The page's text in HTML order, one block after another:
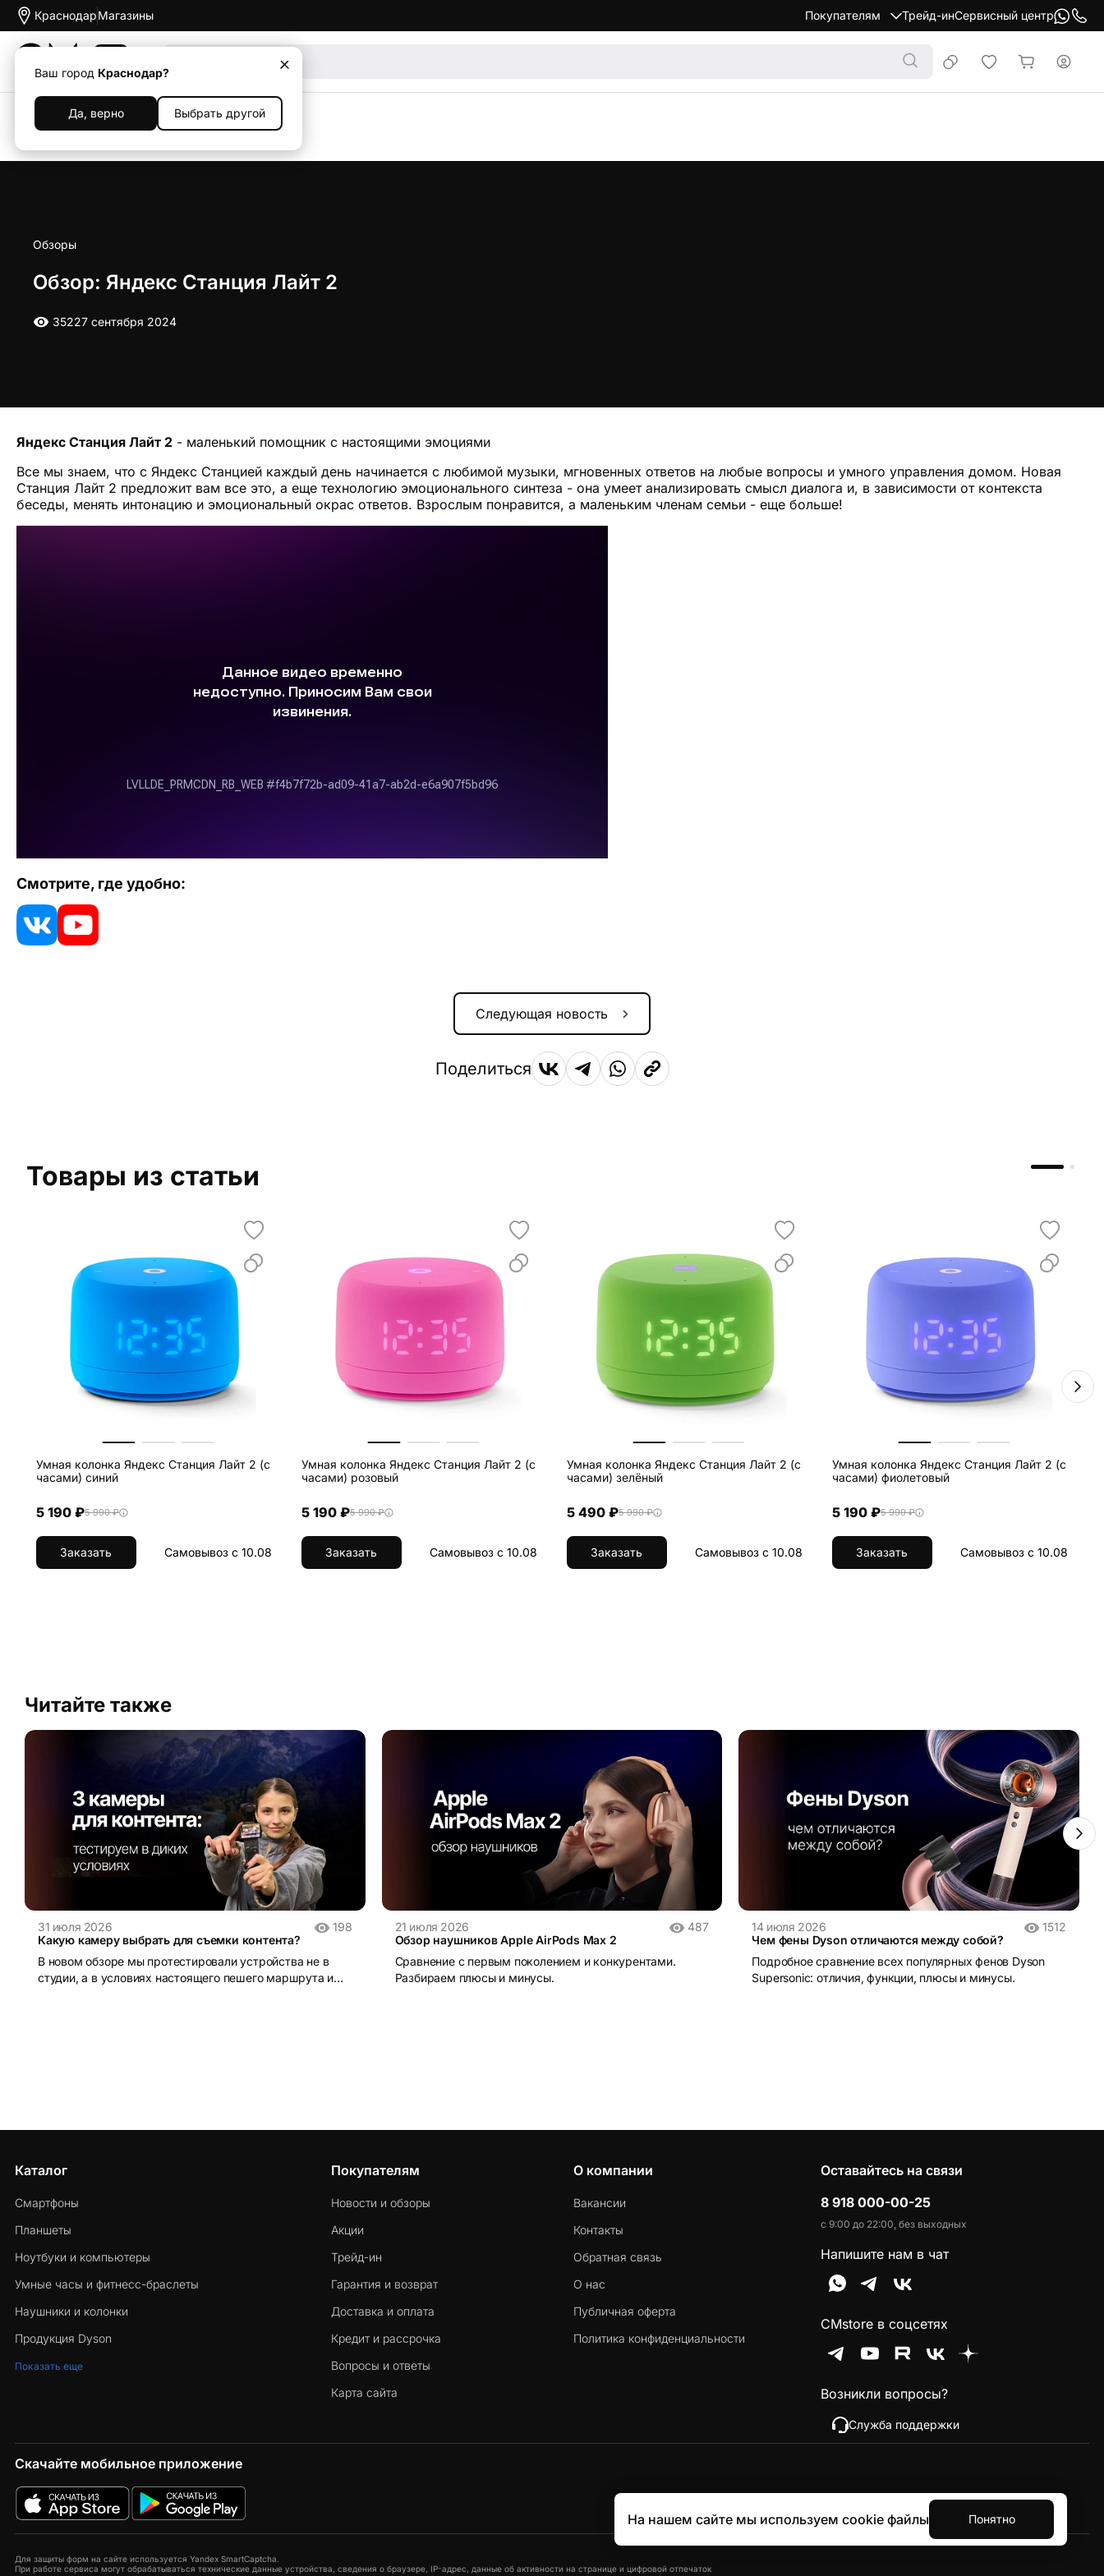
Краснодар
Ваш город Краснодар?
Да, верно Выбрать другой
Магазины Покупателям Трейд-инСервисный центр
Обзоры
Обзор: Яндекс Станция Лайт 2
35227 сентября 2024
Яндекс Станция Лайт 2 - маленький помощник с настоящими эмоциями
Все мы знаем, что с Яндекс Станцией каждый день начинается с любимой музыки, мгновенных ответов на любые вопросы и умного управления домом. Новая
Станция Лайт 2 предложит вам все это, а еще технологию эмоционального синтеза - она умеет анализировать смысл диалога и, в зависимости от контекста
беседы, менять интонацию и эмоциональный окрас ответов. Взрослым понравится, а маленьким членам семьи - еще больше!
Смотрите, где удобно:
Следующая новость
Поделиться
Товары из статьи
Умная колонка Яндекс Станция Лайт 2 (с
часами) синий
5 190 ₽5 990 ₽
Заказать Самовывоз с 10.08
Умная колонка Яндекс Станция Лайт 2 (с
часами) розовый
5 190 ₽5 990 ₽
Заказать Самовывоз с 10.08
Умная колонка Яндекс Станция Лайт 2 (с
часами) зелёный
5 490 ₽5 990 ₽
Заказать Самовывоз с 10.08
Умная колонка Яндекс Станция Лайт 2 (с
часами) фиолетовый
5 190 ₽5 990 ₽
Заказать Самовывоз с 10.08
Читайте также
31 июля 2026
198
Какую камеру выбрать для съемки контента?
В новом обзоре мы протестировали устройства не в
студии, а в условиях настоящего пешего маршрута и
21 июля 2026
487
Обзор наушников Apple AirPods Max 2
Сравнение с первым поколением и конкурентами.
Разбираем плюсы и минусы.
14 июля 2026
1512
Чем фены Dyson отличаются между собой?
Подробное сравнение всех популярных фенов Dyson
Supersonic: отличия, функции, плюсы и минусы.
Каталог
Смартфоны
Планшеты
Ноутбуки и компьютеры
Умные часы и фитнесс-браслеты
Наушники и колонки
Продукция Dyson
Показать еще
Покупателям
Новости и обзоры
Акции
Трейд-ин
Гарантия и возврат
Доставка и оплата
Кредит и рассрочка
Вопросы и ответы
Карта сайта
О компании
Вакансии
Контакты
Обратная связь
О нас
Публичная оферта
Политика конфиденциальности
Оставайтесь на связи
8 918 000-00-25
с 9:00 до 22:00, без выходных
Напишите нам в чат
CMstore в соцсетях
Возникли вопросы?
Служба поддержки
Скачайте мобильное приложение
Для защиты форм на сайте используется Yandex SmartCaptcha.
При работе сервиса могут обрабатываться технические данные устройства, сведения о браузере, IP-адрес, данные об активности на странице и цифровой отпечаток
На нашем сайте мы используем cookie файлы Понятно